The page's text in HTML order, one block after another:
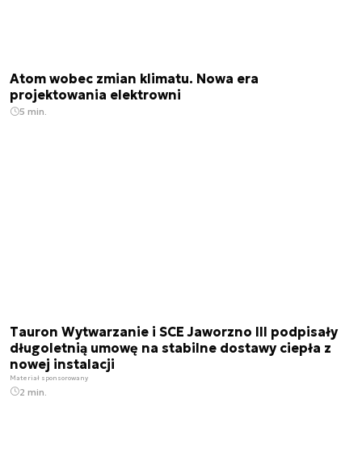
Atom wobec zmian klimatu. Nowa era
projektowania elektrowni
5 min.
Tauron Wytwarzanie i SCE Jaworzno III podpisały
długoletnią umowę na stabilne dostawy ciepła z
nowej instalacji
Materiał sponsorowany
2 min.